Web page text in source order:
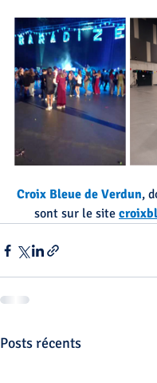
Croix Bleue de Verdun,
sont sur le site
Posts récents